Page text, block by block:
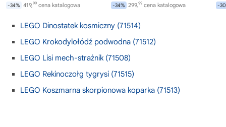
-34% 419,99 cena katalogowa -34% 299,99 cena katalogowa
-
LEGO Dinostatek kosmiczny (71514)
LEGO Krokodylołódź podwodna (71512)
LEGO Lisi mech-strażnik (71508)
LEGO Rekinoczołg tygrysi (71515)
LEGO Koszmarna skorpionowa koparka (71513)